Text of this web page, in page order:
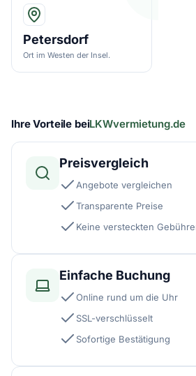
Petersdorf
Ort im Westen der Insel.
Ihre Vorteile beiLKWvermietung.de
Preisvergleich
Angebote vergleichen
Transparente Preise
Keine versteckten
Einfache Buchung
Online rund um die Uhr
SSL-verschlüsselt
Sofortige Bestätigung